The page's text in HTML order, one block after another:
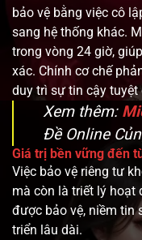
bảo vệ bằng việc cô
sang hệ thống khác.
trong vòng 24 giờ,
xác. Chính cơ chế
duy trì sự tin cậy
Xem thêm:
Đề Online
Giá trị bền vững đến
Việc bảo vệ riêng tư
mà còn là triết lý hoạt
được bảo vệ, niềm tin
triển lâu dài.